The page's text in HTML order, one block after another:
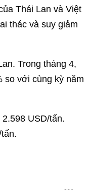
Thái Lan và Việt
thác và suy giảm
Trong tháng 4,
so với cùng kỳ năm
USD/tấn.